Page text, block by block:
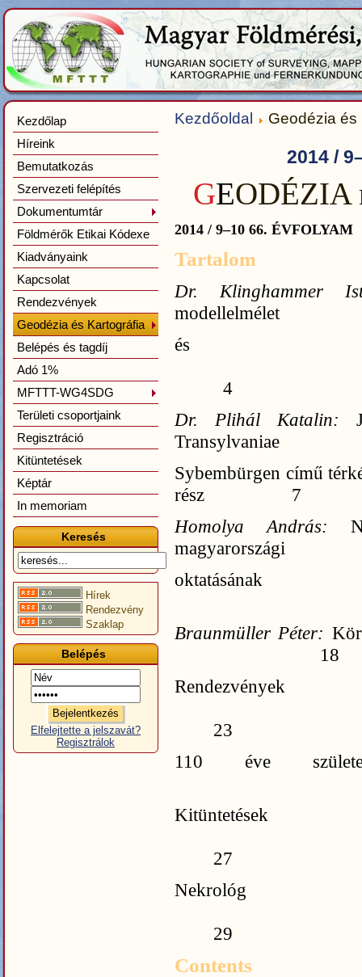
Kezdőlap
Híreink
Bemutatkozás
Szervezeti felépítés
Dokumentumtár
Földmérők Etikai Kódexe
Kiadványaink
Kapcsolat
Rendezvények
Geodézia és Kartográfia
Belépés és tagdíj
Adó 1%
MFTTT-WG4SDG
Területi csoportjaink
Regisztráció
Kitüntetések
Képtár
In memoriam
Keresés
Hírek
Rendezvény
Szaklap
Belépés
Elfelejtette a jelszavát?
Regisztrálok
Kezdőoldal Geodézia
2014 /
GEODÉZIA
2014 / 9–10 66. ÉVFOLYAM
Tartalom
Dr. Klinghammer
modellelmélet
és
4
Dr. Plihál Katalin:
Transylvaniae
Sybembürgen című
rész 7
Homolya András:
magyarországi
Braunmüller Péter:
18
Rendezvények
23
110 éve
Kitüntetések
27
Nekrológ
29
Contents